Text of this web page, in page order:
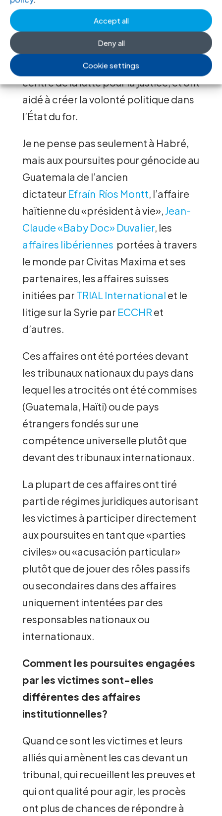
Accept all
Deny all
Cookie settings
rassemblé les preuves elles-mêmes,
construit une coalition de plaidoyer
plaçant les victimes et leurs récits au
centre de la lutte pour la justice, et ont
aidé à créer la volonté politique dans
l’État du for.
Je ne pense pas seulement à Habré,
mais aux poursuites pour génocide au
Guatemala de l’ancien
dictateur Efraín Ríos Montt, l’affaire
haïtienne du «président à vie», Jean-
Claude «Baby Doc» Duvalier, les
affaires libériennes portées à travers
le monde par Civitas Maxima et ses
partenaires, les affaires suisses
initiées par TRIAL International et le
litige sur la Syrie par ECCHR et
d’autres.
Ces affaires ont été portées devant
les tribunaux nationaux du pays dans
lequel les atrocités ont été commises
(Guatemala, Haïti) ou de pays
étrangers fondés sur une
compétence universelle plutôt que
devant des tribunaux internationaux.
La plupart de ces affaires ont tiré
parti de régimes juridiques autorisant
les victimes à participer directement
aux poursuites en tant que «parties
civiles» ou «acusación particular»
plutôt que de jouer des rôles passifs
ou secondaires dans des affaires
uniquement intentées par des
responsables nationaux ou
internationaux.
Comment les poursuites engagées
par les victimes sont-elles
différentes des affaires
institutionnelles?
Quand ce sont les victimes et leurs
alliés qui amènent les cas devant un
tribunal, qui recueillent les preuves et
qui ont qualité pour agir, les procès
ont plus de chances de répondre à